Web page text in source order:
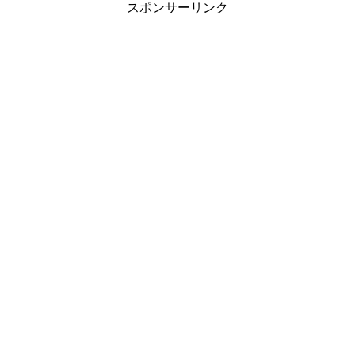
スポンサーリンク